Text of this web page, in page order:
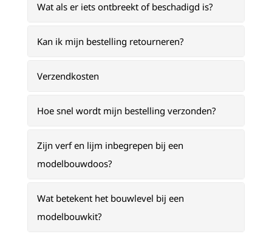
Wat als er iets ontbreekt of beschadigd is?
Kan ik mijn bestelling retourneren?
Verzendkosten
Hoe snel wordt mijn bestelling verzonden?
Zijn verf en lijm inbegrepen bij een
modelbouwdoos?
Wat betekent het bouwlevel bij een
modelbouwkit?